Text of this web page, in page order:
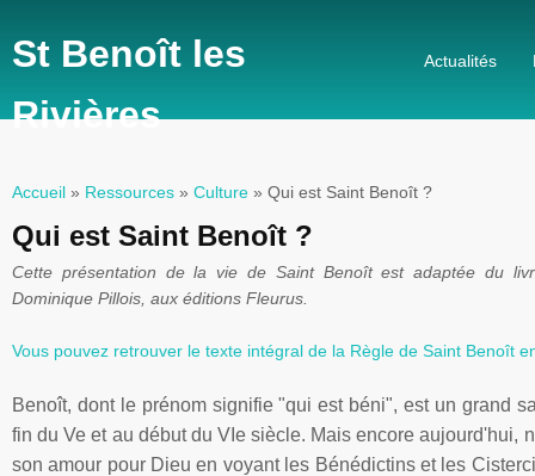
St Benoît les
Rivières
Actualités
Vous êtes ici
Accueil » Ressources » Culture » Qui est Saint Benoît ?
Qui est Saint Benoît ?
Cette présentation de la vie de Saint Benoît est adaptée du
Dominique Pillois , aux éditions Fleurus
Vous pouvez retrouver le texte intégral de la Règle de Saint Benoît
Benoît, dont le prénom signifie "qui est béni", est un grand
fin duVe et au début du VI esiècle. Mais encore aujourd'hui,
son amour pour Dieu en voyant les Bénédictins et les